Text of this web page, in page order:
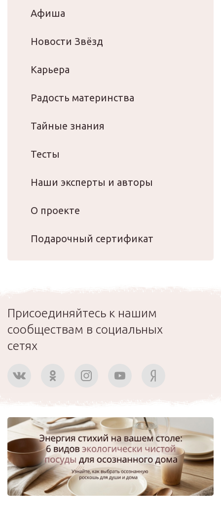
Афиша
Новости Звёзд
Карьера
Радость материнства
Тайные знания
Тесты
Наши эксперты и авторы
О проекте
Подарочный сертификат
Присоединяйтесь к нашим
сообществам в социальных
сетях